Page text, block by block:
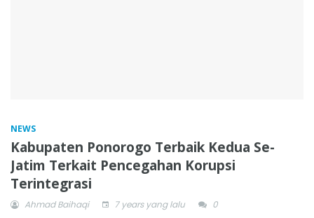
NEWS
Kabupaten Ponorogo Terbaik Kedua Se-
Jatim Terkait Pencegahan Korupsi
Terintegrasi
Ahmad Baihaqi 7 years yang lalu 0